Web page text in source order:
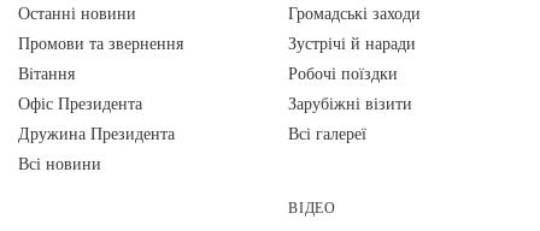
Останні новини
Промови та звернення
Вiтання
Офіс Президента
Дружина Президента
Всі новини
Громадські заходи
Зустрічі й наради
Робочі поїздки
Зарубіжні візити
Всі галереї
ВІДЕО